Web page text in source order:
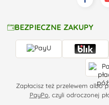
BEZPIECZNE ZAKUPY
Zapłacisz też przelewem albo
PayPo, czyli odroczonej